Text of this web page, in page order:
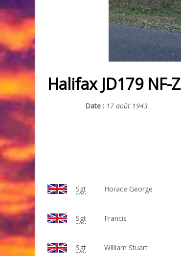
Halifax JD179 NF-Z
Date : 17 août 1943
Sgt Horace George
Sgt Francis
Sgt William Stuart